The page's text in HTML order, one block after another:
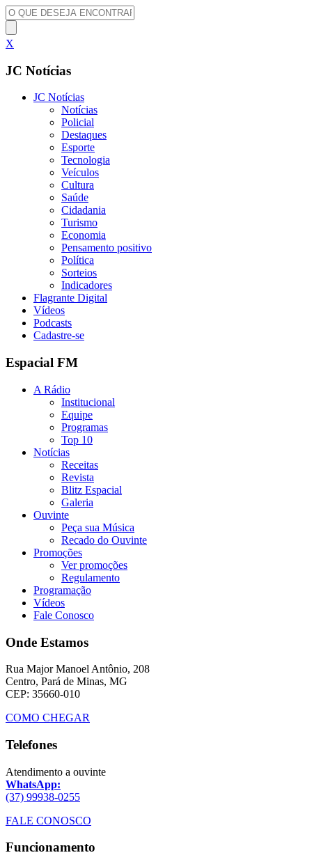
X
JC Notícias
JC Notícias
Notícias
Policial
Destaques
Esporte
Tecnologia
Veículos
Cultura
Saúde
Cidadania
Turismo
Economia
Pensamento positivo
Política
Sorteios
Indicadores
Flagrante Digital
Vídeos
Podcasts
Cadastre-se
Espacial FM
A Rádio
Institucional
Equipe
Programas
Top 10
Notícias
Receitas
Revista
Blitz Espacial
Galeria
Ouvinte
Peça sua Música
Recado do Ouvinte
Promoções
Ver promoções
Regulamento
Programação
Vídeos
Fale Conosco
Onde Estamos
Rua Major Manoel Antônio, 208
Centro, Pará de Minas, MG
CEP: 35660-010
COMO CHEGAR
Telefones
Atendimento a ouvinte
WhatsApp:
(37) 99938-0255
FALE CONOSCO
Funcionamento